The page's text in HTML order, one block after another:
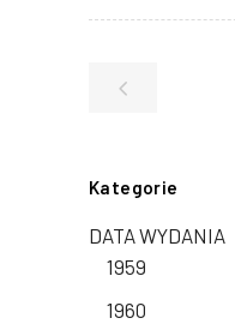
Kategorie
DATA WYDANIA
1959
1960